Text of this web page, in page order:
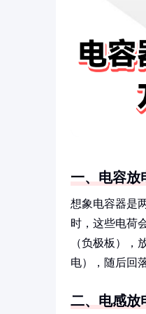
一、电容放
想象电容器是
时，这些电荷
（负极板）
电），随后回
二、电感放